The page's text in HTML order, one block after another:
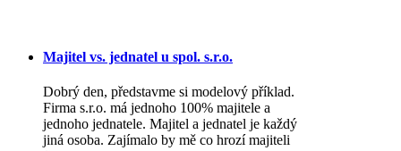
Majitel vs. jednatel u spol. s.r.o.
Dobrý den, představme si modelový příklad.
Firma s.r.o. má jednoho 100% majitele a
jednoho jednatele. Majitel a jednatel je každý
jiná osoba. Zajímalo by mě co hrozí majiteli